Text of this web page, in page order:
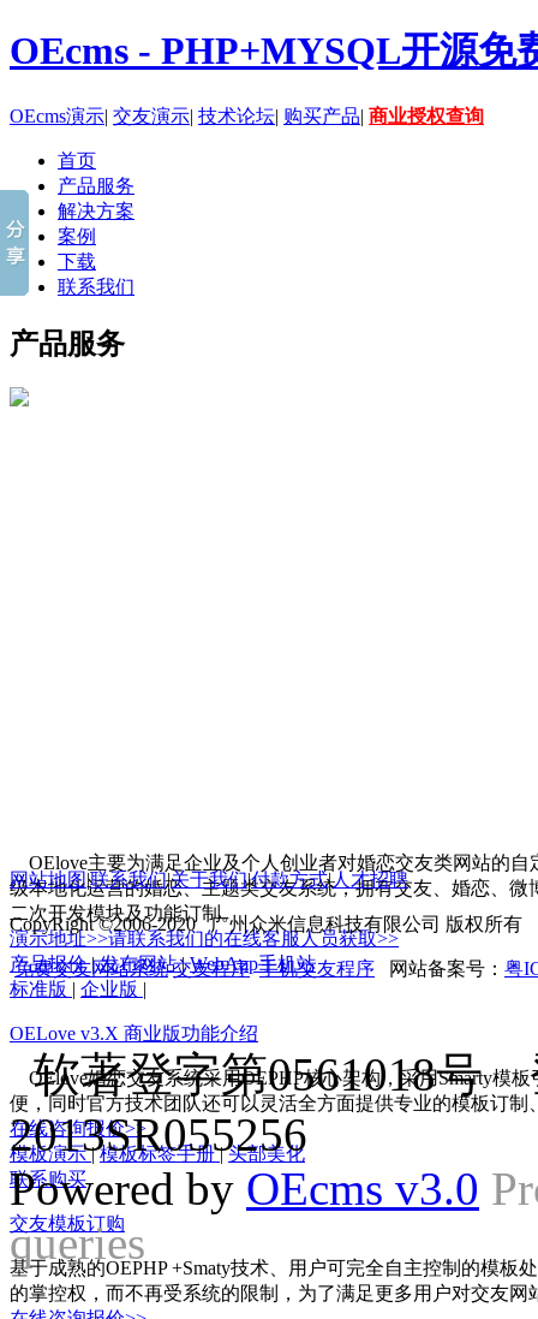
OEcms - PHP+MYSQL开源免
OEcms演示| 交友演示| 技术论坛| 购买产品| 商业授权查询
首页
产品服务
解决方案
案例
下载
联系我们
产品服务
OElove主要为满足企业及个人创业者对婚恋交友类网站的
级本地化运营的婚恋、主题类交友系统，拥有交友、婚恋、
二次开发模块及功能订制。
演示地址>>请联系我们的在线客服人员获取>>
产品报价|发布网站|WebApp手机站
标准版 | 企业版 |
OELove v3.X 商业版功能介绍
OElove婚恋交友系统采用OEPHP核心架构，采用Smarty模
便，同时官方技术团队还可以灵活全方面提供专业的模板订
在线咨询报价>>
模板演示|模板标签手册|头部美化
联系购买
交友模板订购
基于成熟的OEPHP +Smaty技术、用户可完全自主控制的模
的掌控权，而不再受系统的限制，为了满足更多用户对交友
网站地图|联系我们|关于我们|付款方式|人才招聘
CopyRight ©2006-2020 广州众米信息科技有限公司 版权所有
免费交友网站系统 交友程序 手机交友程序 网站备案号： 粤
软著登字第0561018号
2013SR055256
Powered by OEcms v3.0
queries